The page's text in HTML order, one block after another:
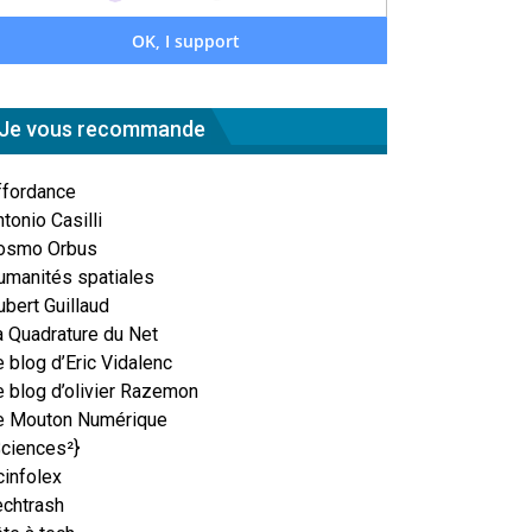
Je vous recommande
Casilli
Orbus
spatiales
Guillaud
Quadrature du Net
blog d’Eric Vidalenc
blog d’olivier Razemon
Mouton Numérique